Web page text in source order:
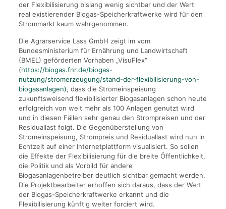
der Flexibilisierung bislang wenig sichtbar und der Wert
real existierender Biogas-Speicherkraftwerke wird für den
Strommarkt kaum wahrgenommen.
Die Agrarservice Lass GmbH zeigt im vom
Bundesministerium für Ernährung und Landwirtschaft
(BMEL) geförderten Vorhaben „VisuFlex“
(https://biogas.fnr.de/biogas-
nutzung/stromerzeugung/stand-der-flexibilisierung-von-
biogasanlagen), dass die Stromeinspeisung
zukunftsweisend flexibilisierter Biogasanlagen schon heute
erfolgreich von weit mehr als 100 Anlagen genutzt wird
und in diesen Fällen sehr genau den Strompreisen und der
Residuallast folgt. Die Gegenüberstellung von
Stromeinspeisung, Strompreis und Residuallast wird nun in
Echtzeit auf einer Internetplattform visualisiert. So sollen
die Effekte der Flexibilisierung für die breite Öffentlichkeit,
die Politik und als Vorbild für andere
Biogasanlagenbetreiber deutlich sichtbar gemacht werden.
Die Projektbearbeiter erhoffen sich daraus, dass der Wert
der Biogas-Speicherkraftwerke erkannt und die
Flexibilisierung künftig weiter forciert wird.